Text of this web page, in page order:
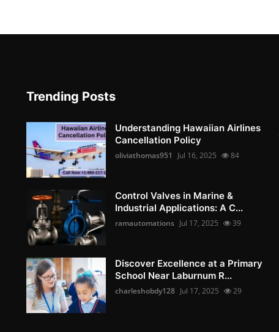
Trending Posts
Understanding Hawaiian Airlines
Cancellation Policy
oliviathomas951 Jul 16, 2025 84
Control Valves in Marine &
Industrial Applications: A C...
ramautomations Jul 17, 2025 39
Discover Excellence at a Primary
School Near Laburnum R...
charleshobdy128 Jul 17, 2025 29